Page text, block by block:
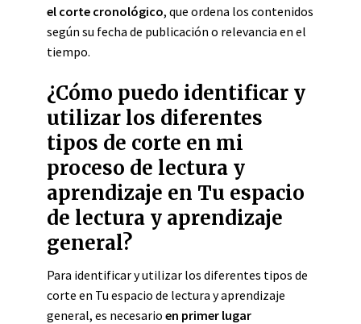
el corte cronológico, que ordena los contenidos
según su fecha de publicación o relevancia en el
tiempo.
¿Cómo puedo identificar y
utilizar los diferentes
tipos de corte en mi
proceso de lectura y
aprendizaje en Tu espacio
de lectura y aprendizaje
general?
Para identificar y utilizar los diferentes tipos de
corte en Tu espacio de lectura y aprendizaje
general, es necesario en primer lugar